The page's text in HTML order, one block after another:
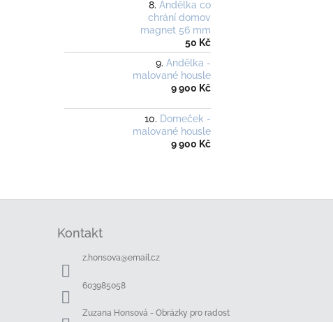
Andělka co
chrání domov
magnet 56 mm
50 Kč
Andělka -
malované housle
9 900 Kč
Domeček -
malované housle
9 900 Kč
Kontakt
z.honsova@email.cz
603985058
Zuzana Honsová - Obrázky pro radost